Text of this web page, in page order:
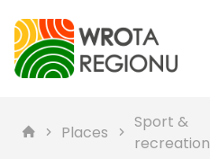
Places
Sport &
recreation